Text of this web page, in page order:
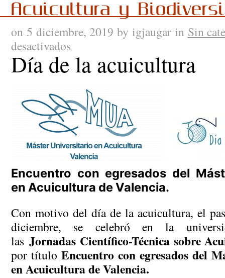
Acuicultura y
on 5 diciembre, 2019 by igjaugar in Sin
desactivadosen
acuicultura
Día de la acuicultura
Encuentro con egresados del
en Acuicultura de Valencia.
Con motivo del día de la acuicultura, el
diciembre, se celebró en la
las Jornadas Científico-Técnica sobre
por títuloEncuentro con egresados del
en Acuicultura de Valencia.